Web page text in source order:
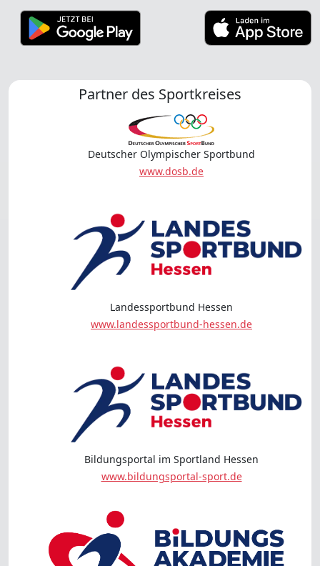
Partner des Sportkreises
Deutscher Olympischer Sportbund
www.dosb.de
Landessportbund Hessen
www.landessportbund-hessen.de
Bildungsportal im Sportland Hessen
www.bildungsportal-sport.de